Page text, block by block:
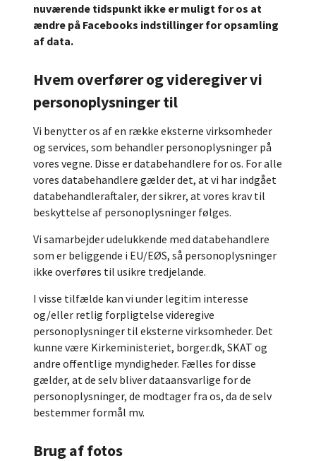
nuværende tidspunkt ikke er muligt for os at
ændre på Facebooks indstillinger for opsamling
af data.
Hvem overfører og videregiver vi
personoplysninger til
Vi benytter os af en række eksterne virksomheder
og services, som behandler personoplysninger på
vores vegne. Disse er databehandlere for os. For alle
vores databehandlere gælder det, at vi har indgået
databehandleraftaler, der sikrer, at vores krav til
beskyttelse af personoplysninger følges.
Vi samarbejder udelukkende med databehandlere
som er beliggende i EU/EØS, så personoplysninger
ikke overføres til usikre tredjelande.
I visse tilfælde kan vi under legitim interesse
og/eller retlig forpligtelse videregive
personoplysninger til eksterne virksomheder. Det
kunne være Kirkeministeriet, borger.dk, SKAT og
andre offentlige myndigheder. Fælles for disse
gælder, at de selv bliver dataansvarlige for de
personoplysninger, de modtager fra os, da de selv
bestemmer formål mv.
Brug af fotos